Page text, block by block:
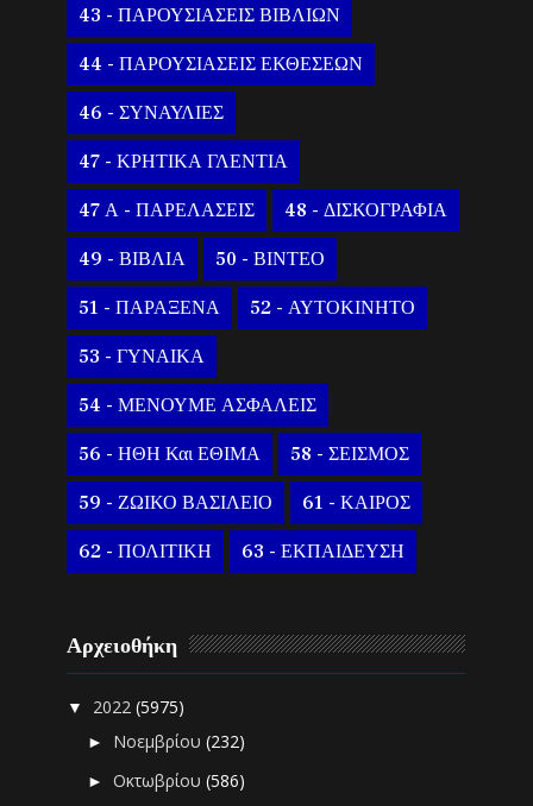
43 - ΠΑΡΟΥΣΙΑΣΕΙΣ ΒΙΒΛΙΩΝ
44 - ΠΑΡΟΥΣΙΑΣΕΙΣ ΕΚΘΕΣΕΩΝ
46 - ΣΥΝΑΥΛΙΕΣ
47 - ΚΡΗΤΙΚΑ ΓΛΕΝΤΙΑ
47 Α - ΠΑΡΕΛΑΣΕΙΣ 48 - ΔΙΣΚΟΓΡΑΦΙΑ
49 - ΒΙΒΛΙΑ 50 - ΒΙΝΤΕΟ
51 - ΠΑΡΑΞΕΝΑ 52 - ΑΥΤΟΚΙΝΗΤΟ
53 - ΓΥΝΑΙΚΑ
54 - ΜΕΝΟΥΜΕ ΑΣΦΑΛΕΙΣ
56 - ΗΘΗ Και ΕΘΙΜΑ 58 - ΣΕΙΣΜΟΣ
59 - ΖΩΙΚΟ ΒΑΣΙΛΕΙΟ 61 - ΚΑΙΡΟΣ
62 - ΠΟΛΙΤΙΚΗ 63 - ΕΚΠΑΙΔΕΥΣΗ
Αρχειοθήκη
▼ 2022(5975)
► Νοεμβρίου(232)
►Οκτωβρίου(586)